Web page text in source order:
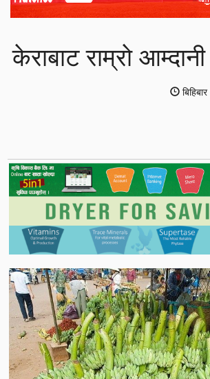
केराबाट राम्राे आम्दानी